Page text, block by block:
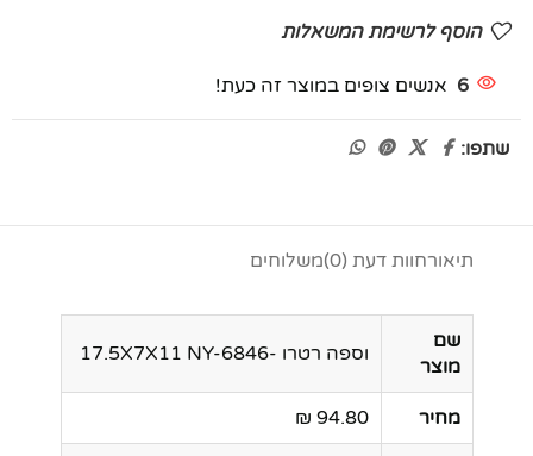
הוסף לרשימת המשאלות
6 אנשים צופים במוצר זה כעת!
שתפו:
תיאורחוות דעת (0) משלוחים
שם
מוצר
וספה רטרו -17.5X7X11 NY-6846
מחיר 94.80 ₪